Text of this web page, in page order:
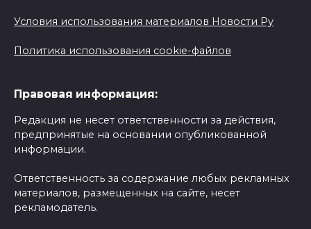
Условия использования материалов Новости Ру
Политика использования cookie-файлов
Правовая информация:
Редакция не несет ответственности за действия,
предпринятые на основании опубликованной
информации.
Ответственность за содержание любых рекламных
материалов, размещенных на сайте, несет
рекламодатель.